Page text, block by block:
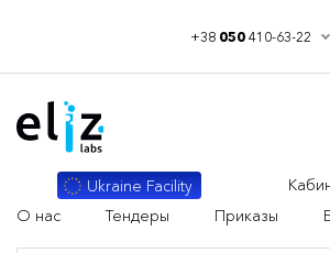
+38 050410-63-22
Ukraine Facility
О нас
Тендеры Приказы